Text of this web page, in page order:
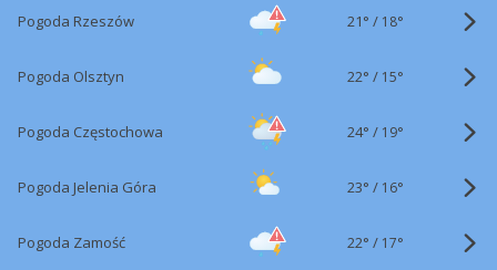
Pogoda Rzeszów 21° / 18°
Pogoda Olsztyn 22° / 15°
Pogoda Częstochowa 24° / 19°
Pogoda Jelenia Góra 23° / 16°
Pogoda Zamość 22° / 17°